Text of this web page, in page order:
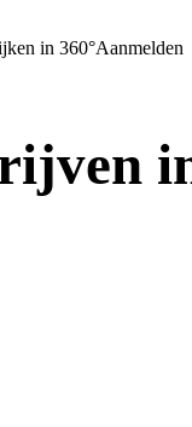
in 360°Aanmelden